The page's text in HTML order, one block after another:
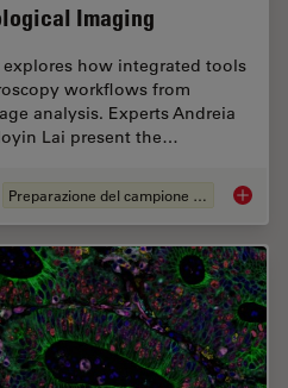
Imaging
how integrated tools
workflows from
analysis. Experts Andreia
Lai present the…
Preparazione del campione EM